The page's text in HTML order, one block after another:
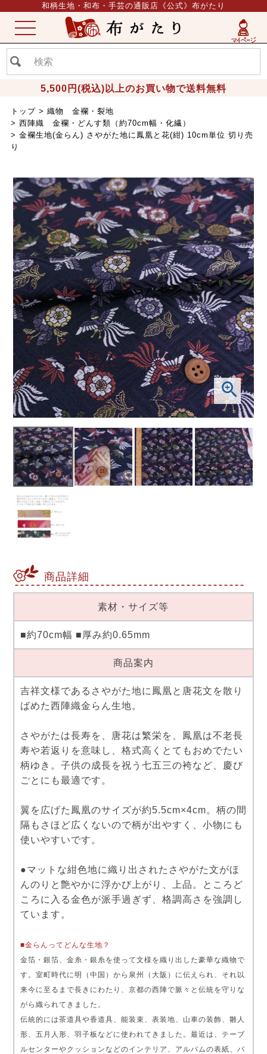
和柄生地・和布・手芸の通販店《公式》布がたり
5,500円(税込)以上のお買い物で送料無料
ME
NU
トップ
織物 金襴・裂地
西陣織 金襴・どんす類（約70cm幅・化繊）
金襴生地(金らん) さやがた地に鳳凰と花(紺) 10cm単位 切り売
り
商品詳細
素材・サイズ等
■約70cm幅 ■厚み約0.65mm
商品案内
吉祥文様であるさやがた地に鳳凰と唐花文を散り
ばめた西陣織金らん生地。
さやがたは長寿を、唐花は繁栄を、鳳凰は不老長
寿や若返りを意味し、格式高くとてもおめでたい
柄ゆき。子供の成長を祝う七五三の袴など、慶び
ごとにも最適です。
翼を広げた鳳凰のサイズが約5.5cm×4cm。柄の間
隔もさほど広くないので柄が出やすく、小物にも
使いやすいです。
●マットな紺色地に織り出されたさやがた文がほ
んのりと艶やかに浮かび上がり、上品。ところど
ころに入る金色が派手過ぎず、格調高さを強調し
ています。
■金らんってどんな生地？
金箔・銀箔、金糸・銀糸を使って文様を織り出した豪華な織物で
す。室町時代に明（中国）から泉州（大阪）に伝えられ、それ以
来今に至るまで長きにわたり、京都の西陣で脈々と伝統を守りな
がら織られてきました。
伝統的には茶道具や香道具、能装束、表装地、山車の装飾、雛人
形、五月人形、羽子板などに使われてきました。最近は、テーブ
ルセンターやクッションなどのインテリア、アルバムの表紙、バ